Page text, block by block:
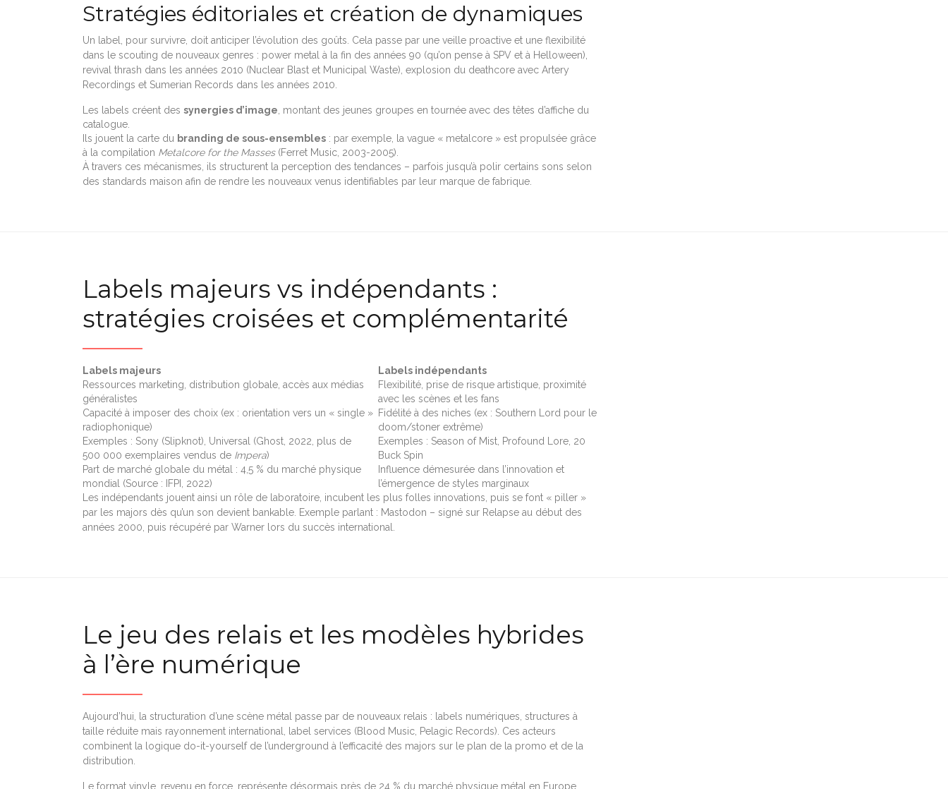
Stratégies éditoriales et création de dynamiques
Un label, pour survivre, doit anticiper l’évolution des goûts. Cela passe par une veille proactive et une flexibilité
dans le scouting de nouveaux genres : power metal à la fin des années 90 (qu’on pense à SPV et à Helloween),
revival thrash dans les années 2010 (Nuclear Blast et Municipal Waste), explosion du deathcore avec Artery
Recordings et Sumerian Records dans les années 2010.
Les labels créent des synergies d’image , montant des jeunes groupes en tournée avec des têtes d’affiche du
catalogue.
Ils jouent la carte du branding de sous-ensembles : par exemple, la vague « metalcore » est propulsée grâce
à la compilation Metalcore for the Masses(Ferret Music, 2003-2005).
À travers ces mécanismes, ils structurent la perception des tendances – parfois jusqu’à polir certains sons selon
des standards maison afin de rendre les nouveaux venus identifiables par leur marque de fabrique.
Labels majeurs vs indépendants :
stratégies croisées et complémentarité
Labels majeurs
Labels indépendants
Ressources marketing, distribution globale, accès aux médias
généralistes
Flexibilité, prise de risque artistique, proximité
avec les scènes et les fans
Capacité à imposer des choix (ex : orientation vers un « single »
radiophonique)
Fidélité à des niches (ex : Southern Lord pour le
doom/stoner extrême)
Exemples : Sony (Slipknot), Universal (Ghost, 2022, plus de
500 000 exemplaires vendus de Impera)
Exemples : Season of Mist, Profound Lore, 20
Buck Spin
Part de marché globale du métal : 4,5 % du marché physique
mondial (Source : IFPI, 2022)
Influence démesurée dans l’innovation et
l’émergence de styles marginaux
Les indépendants jouent ainsi un rôle de laboratoire, incubent les plus folles innovations, puis se font « piller »
par les majors dès qu’un son devient bankable. Exemple parlant : Mastodon – signé sur Relapse au début des
années 2000, puis récupéré par Warner lors du succès international.
Le jeu des relais et les modèles hybrides
à l’ère numérique
Aujourd’hui, la structuration d’une scène métal passe par de nouveaux relais : labels numériques, structures à
taille réduite mais rayonnement international, label services (Blood Music, Pelagic Records). Ces acteurs
combinent la logique do-it-yourself de l’underground à l’efficacité des majors sur le plan de la promo et de la
distribution.
Le format vinyle, revenu en force, représente désormais près de 24 % du marché physique métal en Europe